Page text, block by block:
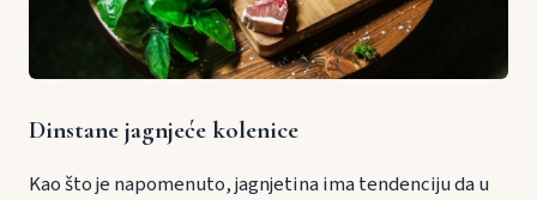
Dinstane jagnjeće kolenice
Kao što je napomenuto, jagnjetina ima tendenciju da u